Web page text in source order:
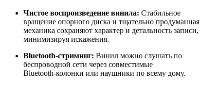
Чистое воспроизведение винила: Стабильное
вращение опорного диска и тщательно продуманная
механика сохраняют характер и детальность записи,
минимизируя искажения.
Bluetooth‑стриминг: Винил можно слушать по
беспроводной сети через совместимые
Bluetooth‑колонки или наушники по всему дому.